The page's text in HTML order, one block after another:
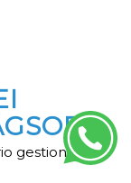
gestionale